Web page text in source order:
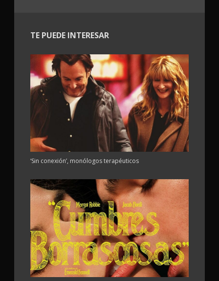
TE PUEDE INTERESAR
‘Sin conexión’, monólogos terapéuticos